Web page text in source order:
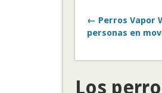
← Perros Vapor
personas en
Los